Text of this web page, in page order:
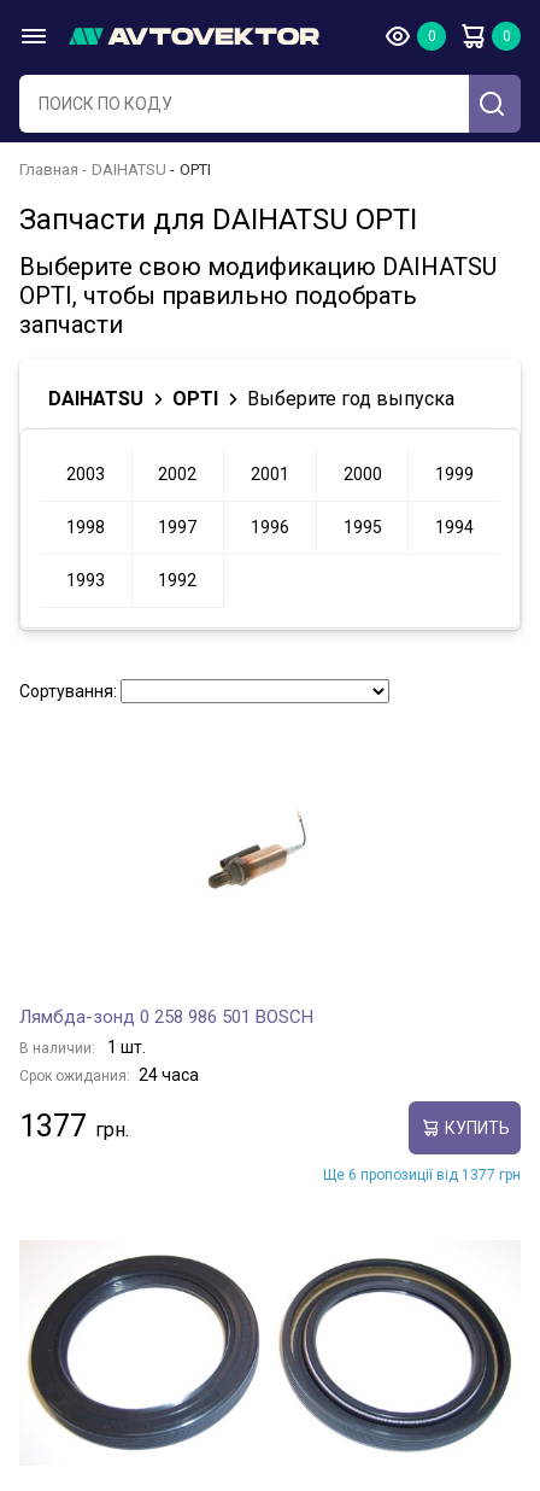
Главная DAIHATSU OPTI
Запчасти для DAIHATSU OPTI
Выберите свою модификацию DAIHATSU
OPTI, чтобы правильно подобрать
запчасти
DAIHATSU OPTI Выберите год выпуска
2003 2002 2001 2000 1999
1998 1997 1996 1995 1994
1993 1992
Сортування:
Лямбда-зонд 0 258 986 501 BOSCH
В наличии: 1 шт.
Срок ожидания: 24 часа
1377 КУПИТЬ
Ще 6 пропозиції від 1377 грн